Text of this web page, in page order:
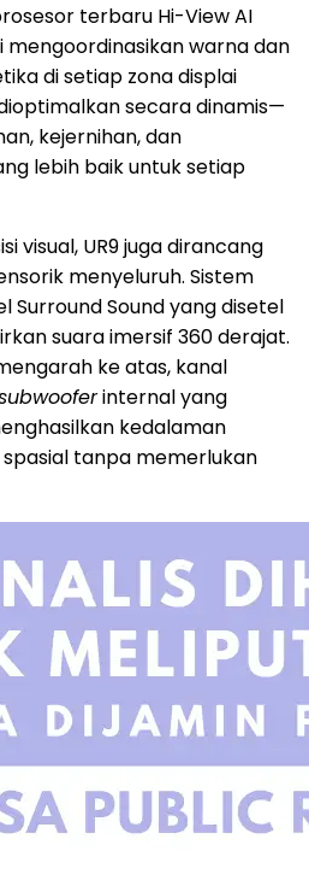
terbaru Hi-View AI
mengoordinasikan warna dan
di setiap zona displai
secara dinamis—
kejernihan, dan
lebih baik untuk setiap
visual, UR9 juga dirancang
menyeluruh. Sistem
Surround Sound yang disetel
suara imersif 360 derajat.
ke atas, kanal
internal yang
kedalaman
tanpa memerlukan